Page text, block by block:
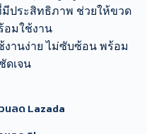
ประสิทธิภาพ ช่วยให้ขวด
มใช้งาน
งานง่าย ไม่ซับซ้อน พร้อม
ดเจน
นลด Lazada